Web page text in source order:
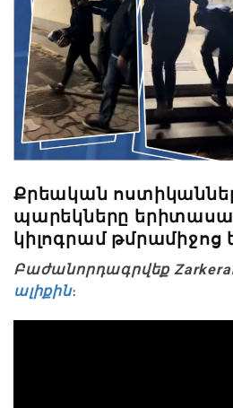
Քրեական
պարեկները
կիլոգրամ թմրամիջոց
Բաժանորդագրվեք
ալիքին։